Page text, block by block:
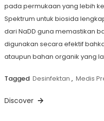
pada permukaan yang lebih
Spektrum untuk biosida
dari NaDD guna memastikan
digunakan secara efektif
ataupun bahan organik yang
Tagged Desinfektan , Medis
Discover